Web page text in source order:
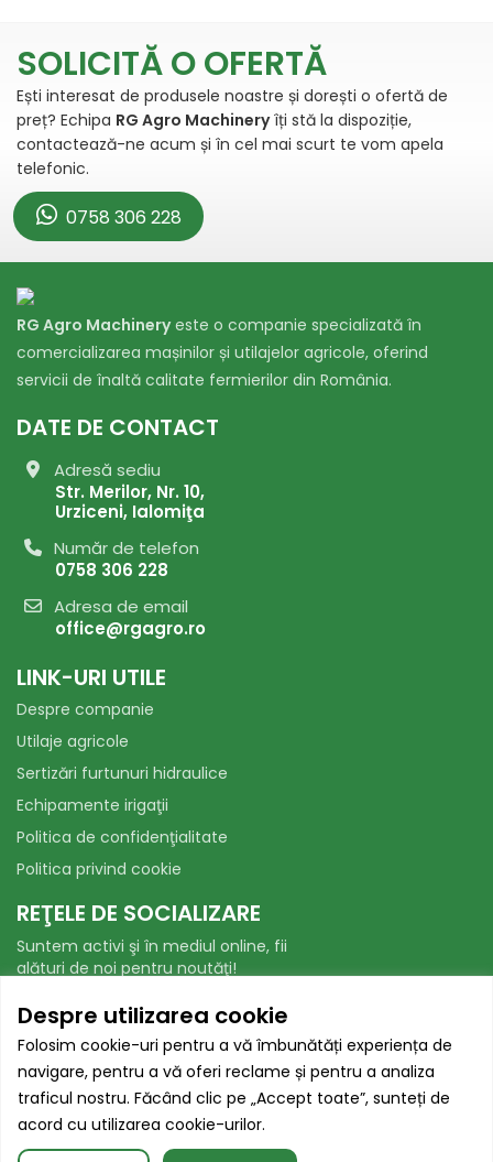
Despre utilizarea cookie
Folosim cookie-uri pentru a vă îmbunătăți experiența de
navigare, pentru a vă oferi reclame și pentru a analiza
traficul nostru. Făcând clic pe „Accept toate”, sunteți de
acord cu utilizarea cookie-urilor.
SOLICITĂ O OFERTĂ
Ești interesat de produsele noastre și dorești o ofertă de
preț? Echipa RG Agro Machineryîți stă la dispoziție,
contactează-ne acum și în cel mai scurt te vom apela
telefonic.
0758 306 228
RG Agro Machineryeste o companie specializată în
comercializarea mașinilor și utilajelor agricole, oferind
servicii de înaltă calitate fermierilor din România.
DATE DE CONTACT
Adresă sediu
Str. Merilor, Nr. 10,
Urziceni, Ialomiţa
Număr de telefon
0758 306 228
Adresa de email
office@rgagro.ro
LINK-URI UTILE
Despre companie
Utilaje agricole
Sertizări furtunuri hidraulice
Echipamente irigaţii
Politica de confidenţialitate
Politica privind cookie
REŢELE DE SOCIALIZARE
Suntem activi şi în mediul online, fii
alături de noi pentru noutăţi!
Facebook WhatsApp
AUTORITATEA NAȚIONALĂ PENTRU
PROTECȚIA CONSUMATORILOR